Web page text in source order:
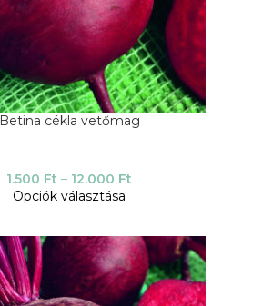
Betina cékla vetőmag
1.500 Ft – 12.000 Ft
Opciók választása